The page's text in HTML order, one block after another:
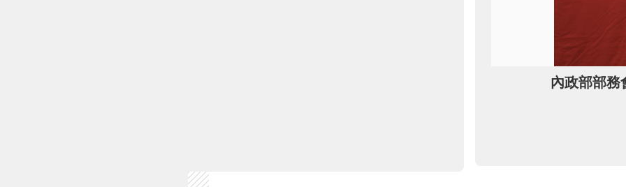
內政部部務